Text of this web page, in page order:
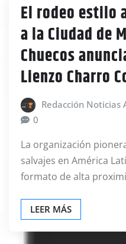
El rodeo estilo
a la Ciudad de
Chuecos
Lienzo Charro
Redacción Noticias
0
La organización
salvajes en América
formato de alta
LEER MÁS